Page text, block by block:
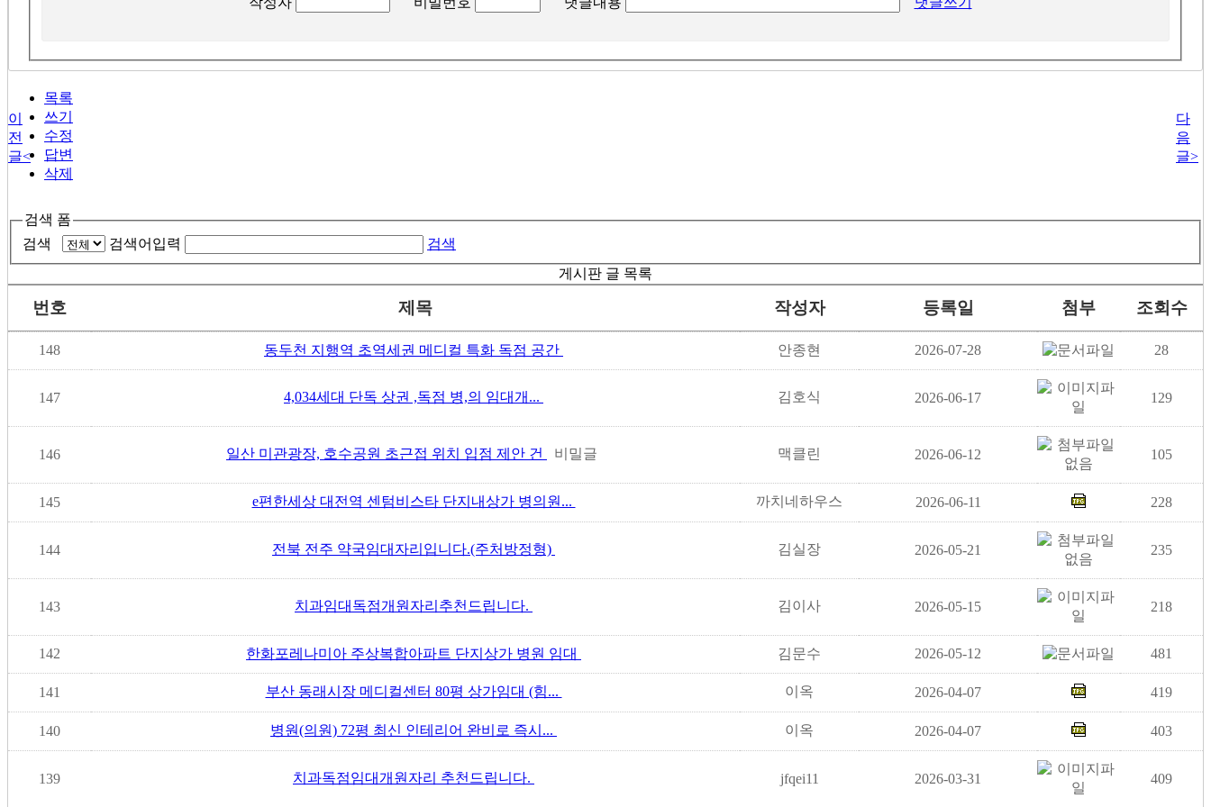
목록
쓰기
수정
답변
삭제
이
전
글<
다
음
글>
검색 폼
검색
검색어입력
검색
게시판 글 목록
번호 제목 작성자 등록일 첨부 조회수
148 동두천 지행역 초역세권 메디컬 특화 독점 공간 안종현 2026-07-28 28
147 4,034세대 단독 상권 ,독점 병,의 임대개... 김호식 2026-06-17 129
146 일산 미관광장, 호수공원 초근접 위치 입점 제안 건 비밀글 맥클린 2026-06-12 105
145 e편한세상 대전역 센텀비스타 단지내상가 병의원... 까치네하우스 2026-06-11 228
144 전북 전주 약국임대자리입니다.(주처방정형) 김실장 2026-05-21 235
143 치과임대독점개원자리추천드립니다. 김이사 2026-05-15 218
142 한화포레나미아 주상복합아파트 단지상가 병원 임대 김문수 2026-05-12 481
141 부산 동래시장 메디컬센터 80평 상가임대 (힘... 이옥 2026-04-07 419
140 병원(의원) 72평 최신 인테리어 완비로 즉시... 이옥 2026-04-07 403
139 치과독점임대개원자리 추천드립니다. jfqei11 2026-03-31 409